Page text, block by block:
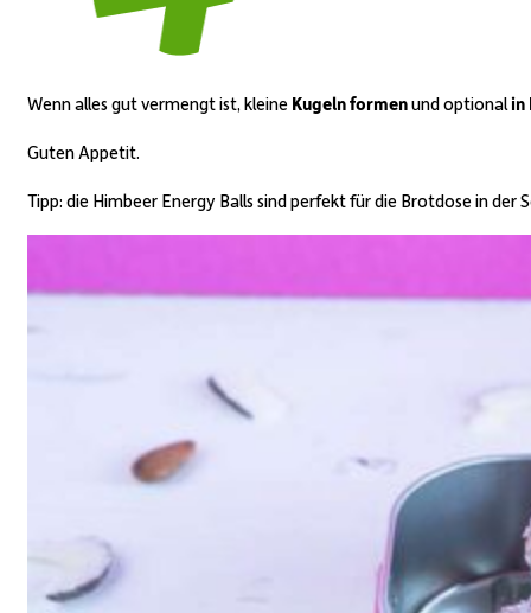
Wenn alles gut vermengt ist, kleine Kugeln formenund optionalin
Guten Appetit.
Tipp: die Himbeer Energy Balls sind perfekt für die Brotdose in der